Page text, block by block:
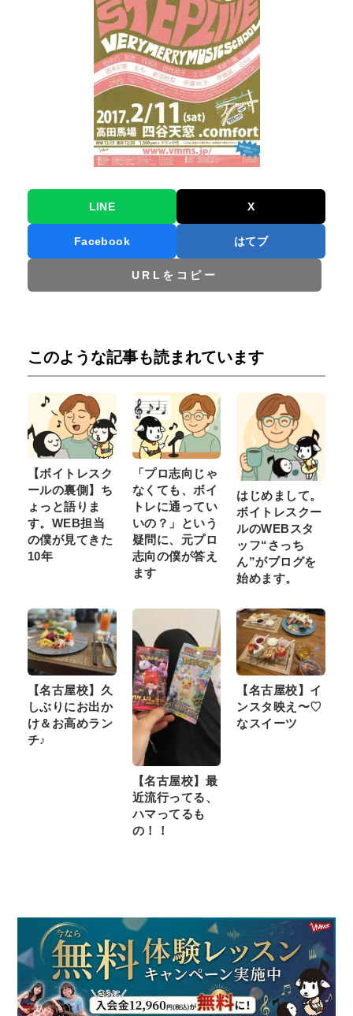
LINE X
Facebook はてブ
URLをコピー
このような記事も読まれています
【ボイトレスク
ールの裏側】ち
ょっと語りま
す。WEB担当
の僕が見てきた
10年
「プロ志向じゃ
なくても、ボイ
トレに通ってい
いの？」という
疑問に、元プロ
志向の僕が答え
ます
はじめまして。
ボイトレスクー
ルのWEBスタ
ッフ“さっち
ん”がブログを
始めます。
【名古屋校】久
しぶりにお出か
け＆お高めラン
チ♪
【名古屋校】最
近流行ってる、
ハマってるも
の！！
【名古屋校】イ
ンスタ映え〜♡
なスイーツ